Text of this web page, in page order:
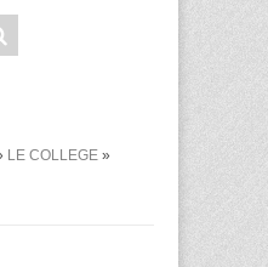
LE COLLEGE »